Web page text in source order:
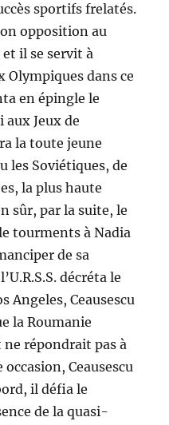
sportifs frelatés.
opposition au
il se servit à
Olympiques dans ce
en épingle le
Jeux de
la toute jeune
les Soviétiques, de
la plus haute
sûr, par la suite, le
tourments à Nadia
de sa
décréta le
Angeles, Ceausescu
la Roumanie
ne répondrait pas à
Ceausescu
il défia le
de la quasi-